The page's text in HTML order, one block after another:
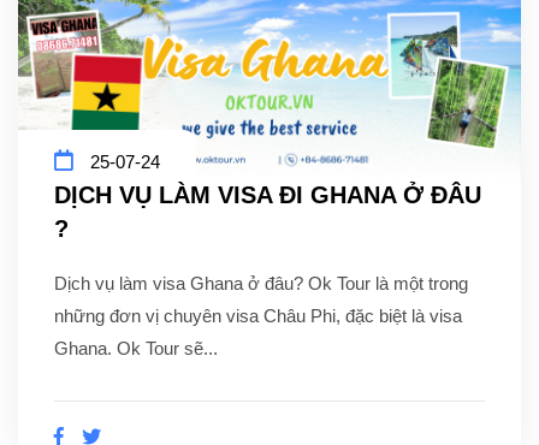
25-07-24
DỊCH VỤ LÀM VISA ĐI GHANA Ở ĐÂU
?
Dịch vụ làm visa Ghana ở đâu? Ok Tour là một trong
những đơn vị chuyên visa Châu Phi, đặc biệt là visa
Ghana. Ok Tour sẽ...